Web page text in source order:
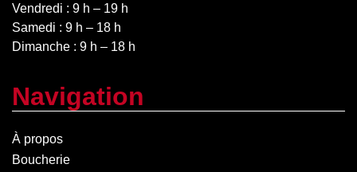
Vendredi : 9 h – 19 h
Samedi : 9 h – 18 h
Dimanche : 9 h – 18 h
Navigation
À propos
Boucherie